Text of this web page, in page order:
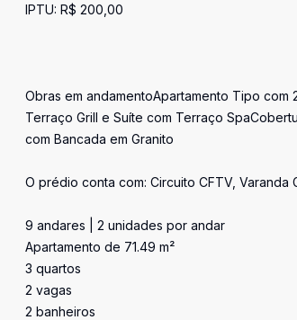
IPTU: R$ 200,00
Obras em andamentoApartamento Tipo com
Terraço Grill e Suíte com Terraço
com Bancada em Granito
O prédio conta com: Circuito CFTV, Varanda
9 andares | 2 unidades por andar
Apartamento de 71.49 m²
3 quartos
2 vagas
2 banheiros